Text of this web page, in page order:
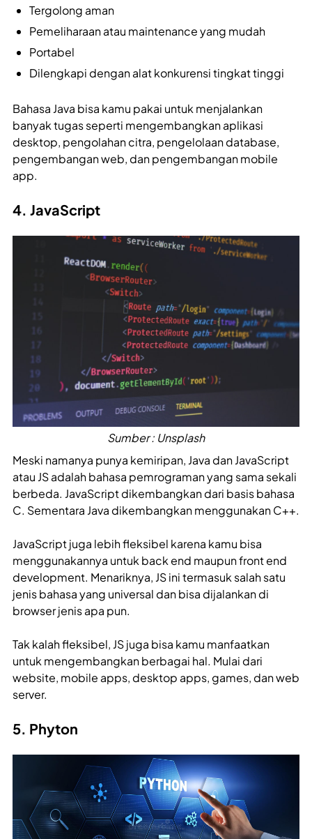
Tergolong aman
Pemeliharaan atau maintenance yang mudah
Portabel
Dilengkapi dengan alat konkurensi tingkat tinggi
Bahasa Java bisa kamu pakai untuk menjalankan
banyak tugas seperti mengembangkan aplikasi
desktop, pengolahan citra, pengelolaan database,
pengembangan web, dan pengembangan mobile
app.
4. JavaScript
Sumber : Unsplash
Meski namanya punya kemiripan, Java dan JavaScript
atau JS adalah bahasa pemrograman yang sama sekali
berbeda. JavaScript dikembangkan dari basis bahasa
C. Sementara Java dikembangkan menggunakan C++.
JavaScript juga lebih fleksibel karena kamu bisa
menggunakannya untuk back end maupun front end
development. Menariknya, JS ini termasuk salah satu
jenis bahasa yang universal dan bisa dijalankan di
browser jenis apa pun.
Tak kalah fleksibel, JS juga bisa kamu manfaatkan
untuk mengembangkan berbagai hal. Mulai dari
website, mobile apps, desktop apps, games, dan web
server.
5. Phyton